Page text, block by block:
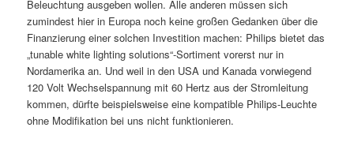
Beleuchtung ausgeben wollen. Alle anderen müssen sich
zumindest hier in Europa noch keine großen Gedanken über die
Finanzierung einer solchen Investition machen: Philips bietet das
„tunable white lighting solutions“-Sortiment vorerst nur in
Nordamerika an. Und weil in den USA und Kanada vorwiegend
120 Volt Wechselspannung mit 60 Hertz aus der Stromleitung
kommen, dürfte beispielsweise eine kompatible Philips-Leuchte
ohne Modifikation bei uns nicht funktionieren.